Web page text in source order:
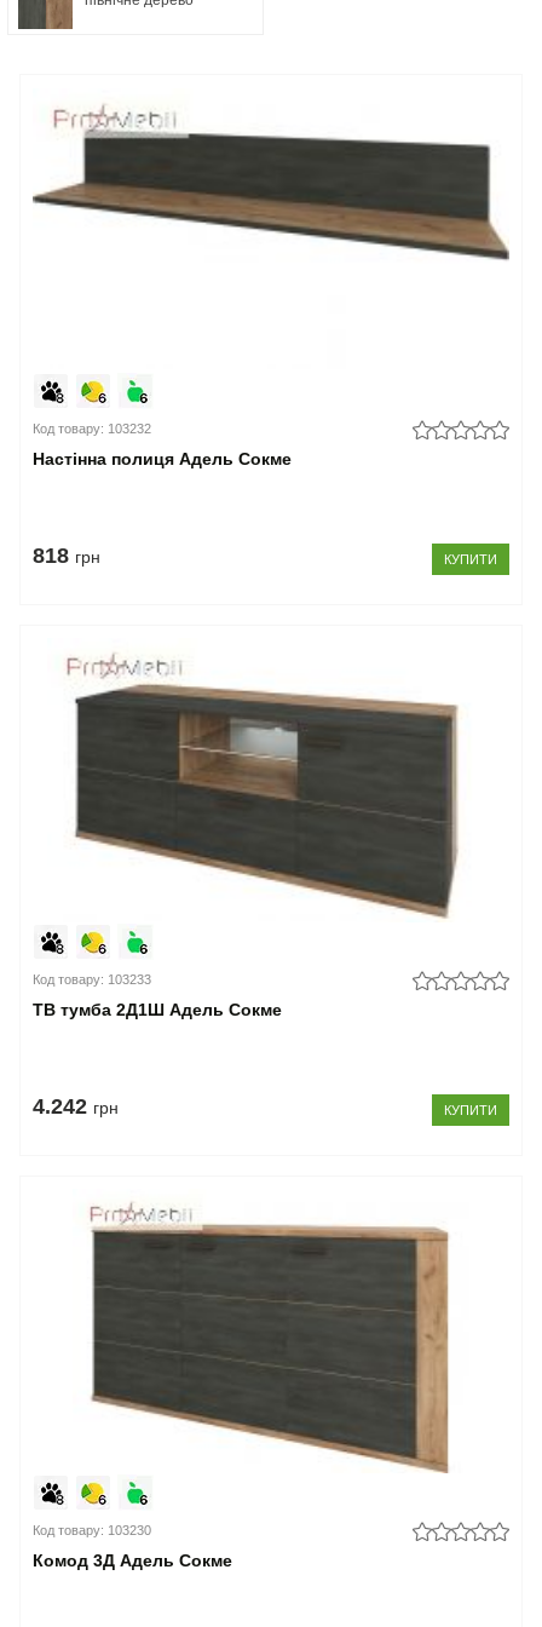
Код товару: 103232
Настінна полиця Адель Сокме
818 грн КУПИТИ
Код товару: 103233
ТВ тумба 2Д1Ш Адель Сокме
4.242 грн КУПИТИ
Код товару: 103230
Комод 3Д Адель Сокме